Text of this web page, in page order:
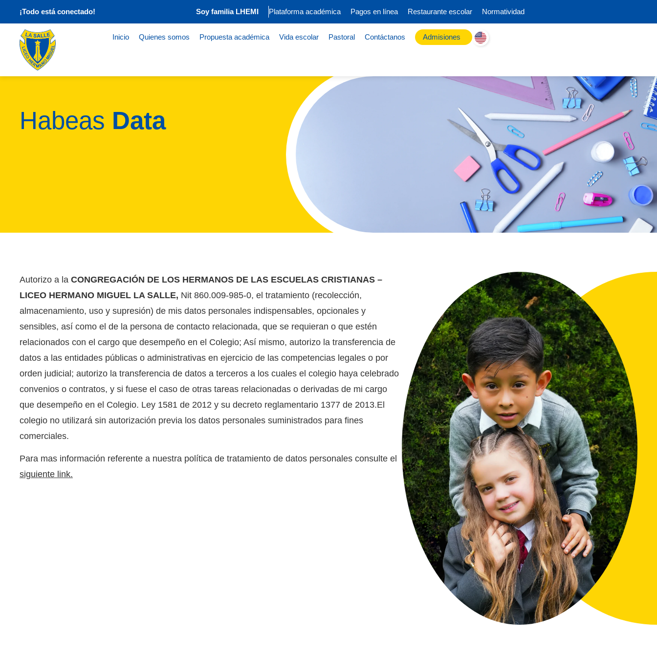
¡Todo está conectado! Soy familia LHEMI Plataforma académica Pagos en línea Restaurante escolar Normatividad
Inicio Quienes somos Propuesta académica Vida escolar Pastoral Contáctanos Admisiones
Habeas Data
Autorizo a la CONGREGACIÓN DE LOS HERMANOS DE LAS ESCUELAS CRISTIANAS –
LICEO HERMANO MIGUEL LA SALLE, Nit 860.009-985-0, el tratamiento (recolección,
almacenamiento, uso y supresión) de mis datos personales indispensables, opcionales y
sensibles, así como el de la persona de contacto relacionada, que se requieran o que estén
relacionados con el cargo que desempeño en el Colegio; Así mismo, autorizo la transferencia de
datos a las entidades públicas o administrativas en ejercicio de las competencias legales o por
orden judicial; autorizo la transferencia de datos a terceros a los cuales el colegio haya celebrado
convenios o contratos, y si fuese el caso de otras tareas relacionadas o derivadas de mi cargo
que desempeño en el Colegio. Ley 1581 de 2012 y su decreto reglamentario 1377 de 2013.El
colegio no utilizará sin autorización previa los datos personales suministrados para fines
comerciales.
Para mas información referente a nuestra política de tratamiento de datos personales consulte el
siguiente link.